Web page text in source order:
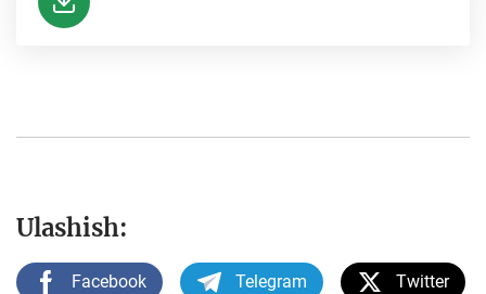
Ulashish:
Facebook Telegram Twitter